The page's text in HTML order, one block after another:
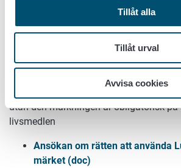
Tillåt alla
Tillåt urval
Avvisa cookies
Ansökan riktas till Livsmedelsverket. Du
utan den märkningen är obligatorisk
livsmedlen
Ansökan om rätten att använda
märket (doc)